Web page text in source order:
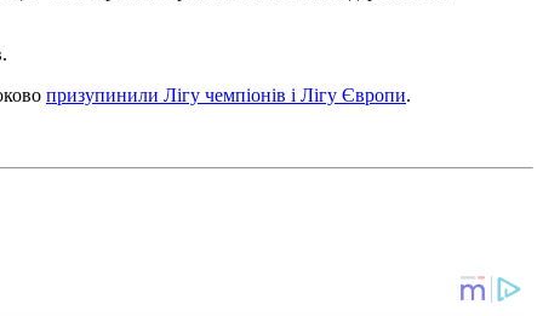
призупинили Лігу чемпіонів і Лігу Європи.